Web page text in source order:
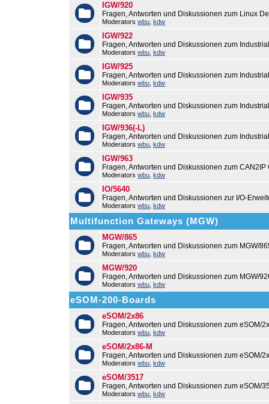
IGW/920
Fragen, Antworten und Diskussionen zum Linux
Moderators wbu kdw
IGW/922
Fragen, Antworten und Diskussionen zum
Moderators wbu kdw
IGW/925
Fragen, Antworten und Diskussionen zum
Moderators wbu kdw
IGW/935
Fragen, Antworten und Diskussionen zum
Moderators wbu kdw
IGW/936(-L)
Fragen, Antworten und Diskussionen zum
Moderators wbu kdw
IGW/963
Fragen, Antworten und Diskussionen zum CAN2IP
Moderators wbu kdw
IO/5640
Fragen, Antworten und Diskussionen zur I/O-
Moderators wbu kdw
Multifunction Gateways (MGW)
MGW/865
Fragen, Antworten und Diskussionen zum MGW/
Moderators wbu kdw
MGW/920
Fragen, Antworten und Diskussionen zum MGW/
Moderators wbu kdw
eSOM-200-Boards
eSOM/2x86
Fragen, Antworten und Diskussionen zum eSOM/
Moderators wbu kdw
eSOM/2x86-M
Fragen, Antworten und Diskussionen zum eSOM/
Moderators wbu kdw
eSOM/3517
Fragen, Antworten und Diskussionen zum eSOM/
Moderators wbu kdw